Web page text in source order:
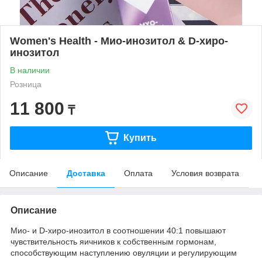
Women's Health - Мио-инозитол & D-хиро-
инозитол
В наличии
Розница
11 800 ₸
Купить
Описание Доставка Оплата Условия возврата
Описание
Мио- и D-хиро-инозитол в соотношении 40:1 повышают
чувствительность яичников к собственным гормонам,
способствующим наступлению овуляции и регулирующим